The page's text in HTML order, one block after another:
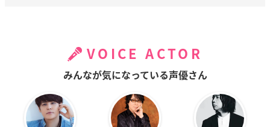
VOICE ACTOR
みんなが気になっている声優さん